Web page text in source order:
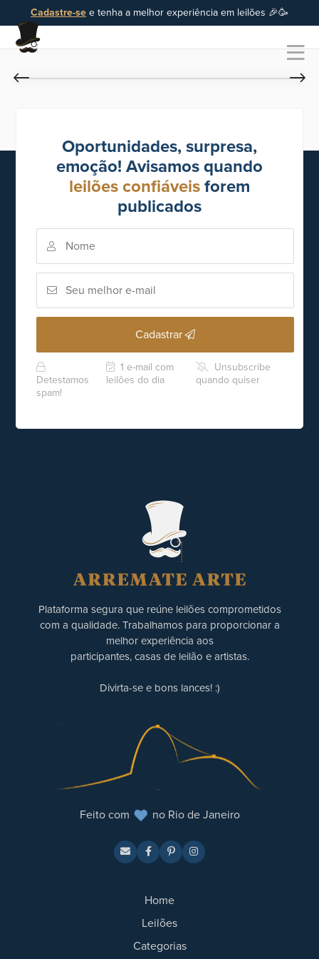
Cadastre-se e tenha a melhor experiência em leilões 🎉🥳
Oportunidades, surpresa,
emoção! Avisamos quando
leilões confiáveis forem
publicados
Cadastrar
Detestamos
spam!
1 e-mail com
leilões do dia
Unsubscribe
quando quiser
Plataforma segura que reúne leilões comprometidos
com a qualidade. Trabalhamos para proporcionar a
melhor experiência aos
participantes, casas de leilão e artistas.
Divirta-se e bons lances! :)
Feito com no Rio de Janeiro
Home
Leilões
Categorias